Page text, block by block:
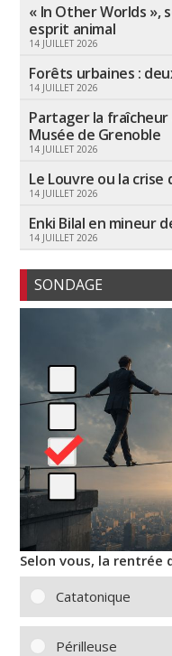
« In Other Worlds »,
esprit animal
14 JUILLET 2026
Forêts urbaines :
14 JUILLET 2026
Partager la
Musée de Grenoble
14 JUILLET 2026
Le Louvre ou la crise
14 JUILLET 2026
Enki Bilal en mineur
14 JUILLET 2026
SONDAGE
Selon vous, la rentrée
Catatonique
Périlleuse